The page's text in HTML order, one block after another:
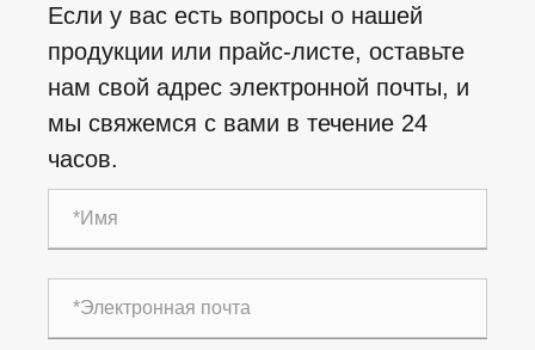
Если у вас есть вопросы о нашей
продукции или прайс-листе, оставьте
нам свой адрес электронной почты, и
мы свяжемся с вами в течение 24
часов.